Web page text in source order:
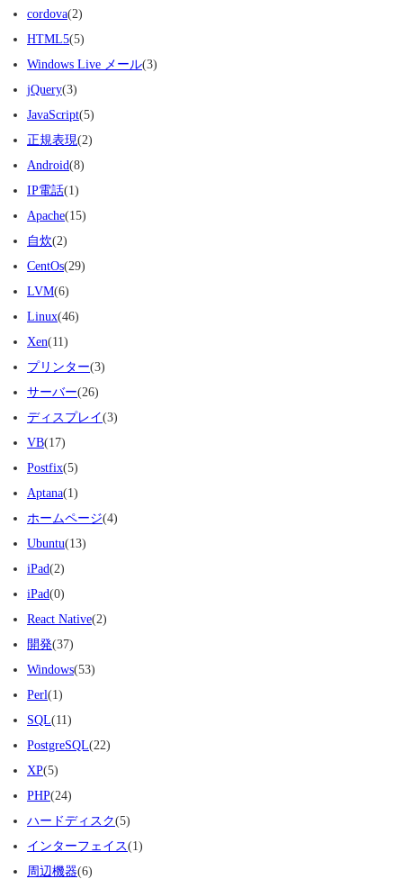
cordova(2)
HTML5(5)
Windows Live メール(3)
jQuery(3)
JavaScript(5)
正規表現(2)
Android(8)
IP電話(1)
Apache(15)
自炊(2)
CentOs(29)
LVM(6)
Linux(46)
Xen(11)
プリンター(3)
サーバー(26)
ディスプレイ(3)
VB(17)
Postfix(5)
Aptana(1)
ホームページ(4)
Ubuntu(13)
iPad(2)
iPad(0)
React Native(2)
開発(37)
Windows(53)
Perl(1)
SQL(11)
PostgreSQL(22)
XP(5)
PHP(24)
ハードディスク(5)
インターフェイス(1)
周辺機器(6)